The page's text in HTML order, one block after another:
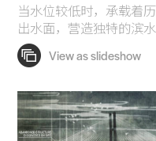
当水位较低时，承载着
出水面，营造独特的滨
Practice